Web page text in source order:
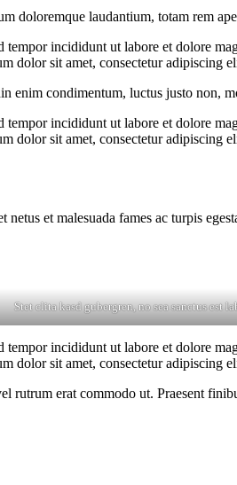
doloremque laudantium, totam rem
incididunt ut labore et dolore
dolor sit amet, consectetur adipiscing
enim condimentum, luctus justo non,
incididunt ut labore et dolore
dolor sit amet, consectetur adipiscing
netus et malesuada fames ac turpis
Stet clita kasd gubergren, no sea sanctus est
incididunt ut labore et dolore
dolor sit amet, consectetur adipiscing
erat commodo ut. Praesent